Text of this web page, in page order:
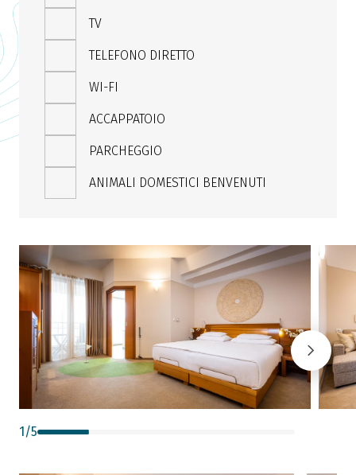
TV
TELEFONO DIRETTO
WI-FI
ACCAPPATOIO
PARCHEGGIO
ANIMALI DOMESTICI BENVENUTI
1 /5